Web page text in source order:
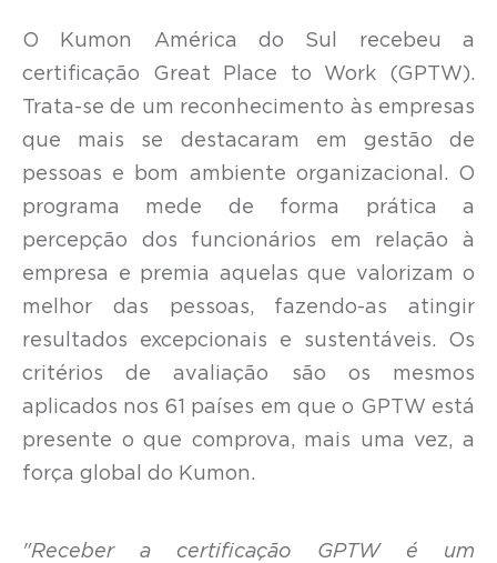
O Kumon América do Sul recebeu a
certificação Great Place to Work (GPTW).
Trata-se de um reconhecimento às empresas
que mais se destacaram em gestão de
pessoas e bom ambiente organizacional. O
programa mede de forma prática a
percepção dos funcionários em relação à
empresa e premia aquelas que valorizam o
melhor das pessoas, fazendo-as atingir
resultados excepcionais e sustentáveis. Os
critérios de avaliação são os mesmos
aplicados nos 61 países em que o GPTW está
presente o que comprova, mais uma vez, a
força global do Kumon.
"Receber a certificação GPTW é um